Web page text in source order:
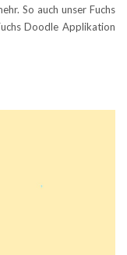
So auch unser Fuchs
Doodle Applikation